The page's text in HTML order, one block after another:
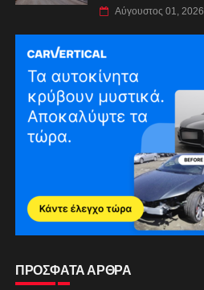
Αύγουστος 01, 2026
ΠΡΟΣΦΑΤΑ ΑΡΘΡΑ